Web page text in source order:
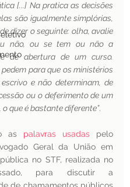
[...] Na pratica as decisões
são igualmente simplórias,
dizer o seguinte: olha, avalie
não, ou se tem ou não a
de abertura de um curso.
para que os ministérios
e não determinam, de
ou o deferimento de um
o que é bastante diferente”.
as palavras usadas pelo
Geral da União em
no STF, realizada no
para discutir a